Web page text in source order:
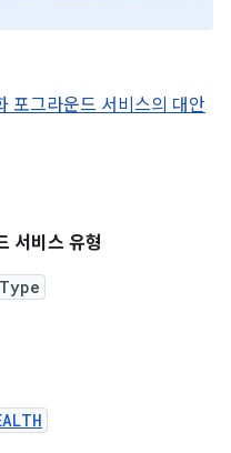
포그라운드 서비스의 대안
서비스 유형